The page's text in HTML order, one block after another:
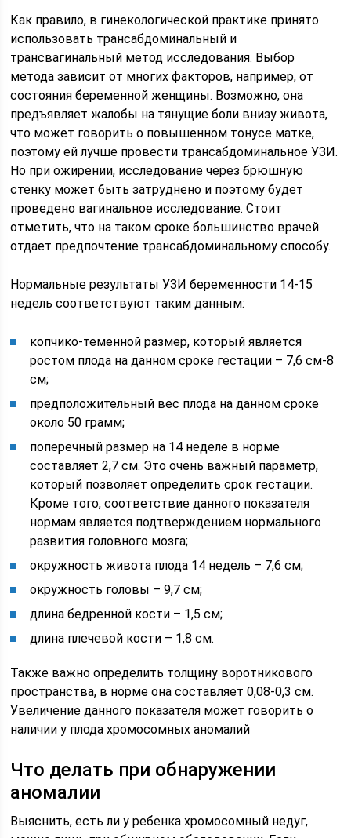
Как правило, в гинекологической практике принято
использовать трансабдоминальный и
трансвагинальный метод исследования. Выбор
метода зависит от многих факторов, например, от
состояния беременной женщины. Возможно, она
предъявляет жалобы на тянущие боли внизу живота,
что может говорить о повышенном тонусе матке,
поэтому ей лучше провести трансабдоминальное УЗИ.
Но при ожирении, исследование через брюшную
стенку может быть затруднено и поэтому будет
проведено вагинальное исследование. Стоит
отметить, что на таком сроке большинство врачей
отдает предпочтение трансабдоминальному способу.
Нормальные результаты УЗИ беременности 14-15
недель соответствуют таким данным:
копчико-теменной размер, который является
ростом плода на данном сроке гестации – 7,6 см-8
см;
предположительный вес плода на данном сроке
около 50 грамм;
поперечный размер на 14 неделе в норме
составляет 2,7 см. Это очень важный параметр,
который позволяет определить срок гестации.
Кроме того, соответствие данного показателя
нормам является подтверждением нормального
развития головного мозга;
окружность живота плода 14 недель – 7,6 см;
окружность головы – 9,7 см;
длина бедренной кости – 1,5 см;
длина плечевой кости – 1,8 см.
Также важно определить толщину воротникового
пространства, в норме она составляет 0,08-0,3 см.
Увеличение данного показателя может говорить о
наличии у плода хромосомных аномалий
Что делать при обнаружении
аномалии
Выяснить, есть ли у ребенка хромосомный недуг,